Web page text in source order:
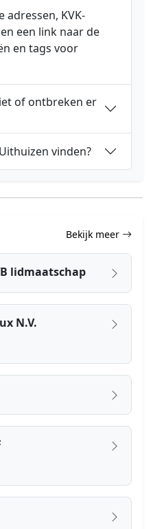
adressen, KVK-
een link naar de
en tags voor
of ontbreken er
vinden?
Bekijk meer
lidmaatschap
N.V.